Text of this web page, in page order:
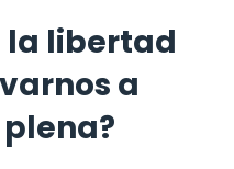
la libertad
a